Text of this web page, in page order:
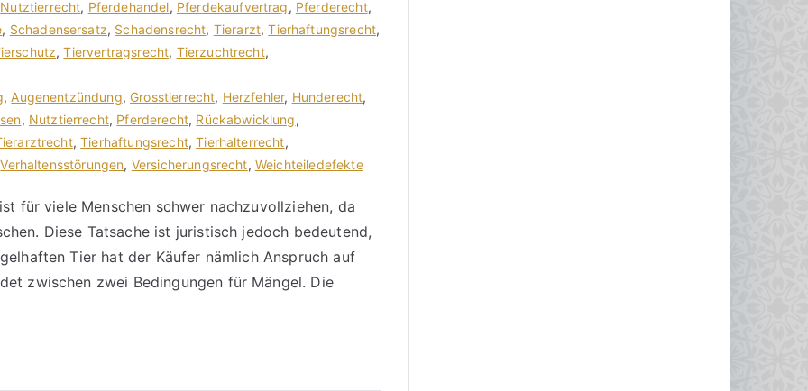
Nutztierrecht, Pferdehandel, Pferdekaufvertrag, Pferderecht,
, Schadensersatz, Schadensrecht, Tierarzt,Tierhaftungsrecht,
,Tiervertragsrecht, Tierzuchtrecht,
, Augenentzündung, Grosstierrecht, Herzfehler, Hunderecht,
, Nutztierrecht, Pferderecht, Rückabwicklung,
,Tierhaftungsrecht,Tierhalterrecht,
Verhaltensstörungen, Versicherungsrecht, Weichteiledefekte
für viele Menschen schwer nachzuvollziehen, da
Diese Tatsache ist juristisch jedoch bedeutend,
Tier hat der Käufer nämlich Anspruch auf
zwischen zwei Bedingungen für Mängel. Die